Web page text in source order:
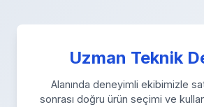
Uzman Teknik
Alanında deneyimli ekibimizle
sonrası doğru ürün seçimi ve